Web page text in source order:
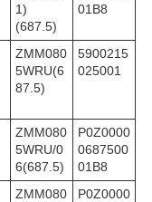
1)
(687.5)
01B8
ZMM080
5WRU(6
87.5)
5900215
025001
ZMM080
5WRU/0
6(687.5)
P0Z0000
0687500
01B8
ZMM080
P0Z0000